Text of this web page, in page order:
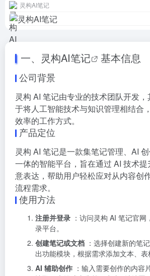
灵构AI笔记
一、 灵构AI笔记 基本信息
公司背景
灵构 AI 笔记由专业的技术团队开发
于将人工智能技术与知识管理相结合
效率的工作方式。
产品定位
灵构 AI 笔记是一款集笔记管理、AI
一体的智能平台，旨在通过 AI 技术
意表达，帮助用户轻松应对从内容创
流程需求。
使用方法
注册并登录 ：访问灵构 AI 笔记官
录平台。
创建笔记或文档 ：选择创建新的笔
出功能模块，根据需求添加文本、表
AI 辅助创作 ：输入需要创作的内容